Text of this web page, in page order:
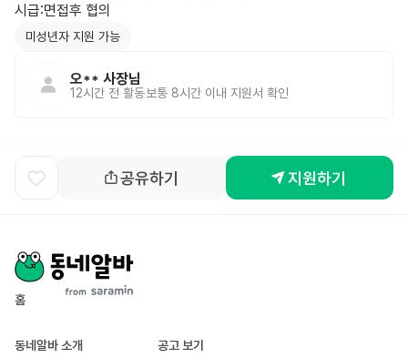
시급:면접후 협의
미성년자 지원 가능
오** 사장님
12시간 전 활동 보통 8시간 이내 지원서 확인
공유하기 지원하기
홈
동네알바 소개 공고 보기